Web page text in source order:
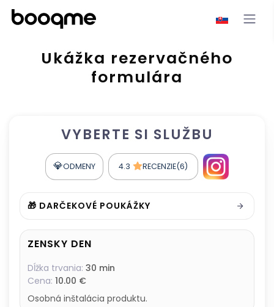
Ukážka rezervačného
formulára
VYBERTE SI SLUŽBU
💎ODMENY 4.3 RECENZIE(6)
🎁 DARČEKOVÉ POUKÁŽKY
ZENSKY DEN
Dĺžka trvania: 30 min
Cena: 10.00 €
Osobná inštalácia produktu.